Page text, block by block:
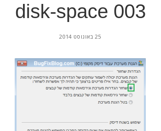
disk-space 003
25 באוגוסט 2014